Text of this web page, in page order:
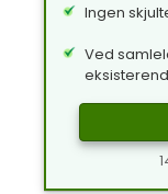
Ingen
Ved